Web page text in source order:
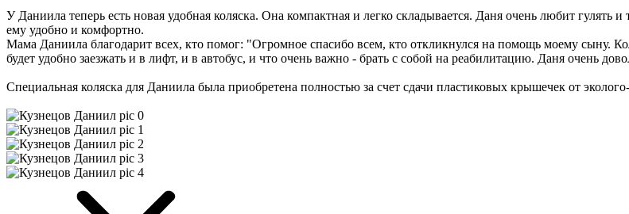
У Даниила теперь есть новая удобная коляска. Она компактная и легко складывается. Даня очень любит
ему удобно и комфортно.
Мама Даниила благодарит всех, кто помог: "Огромное спасибо всем, кто откликнулся на помощь моему сыну.
будет удобно заезжать и в лифт, и в автобус, и что очень важно - брать с собой на реабилитацию. Даня очень
Специальная коляска для Даниила была приобретена полностью за счет сдачи пластиковых крышечек от